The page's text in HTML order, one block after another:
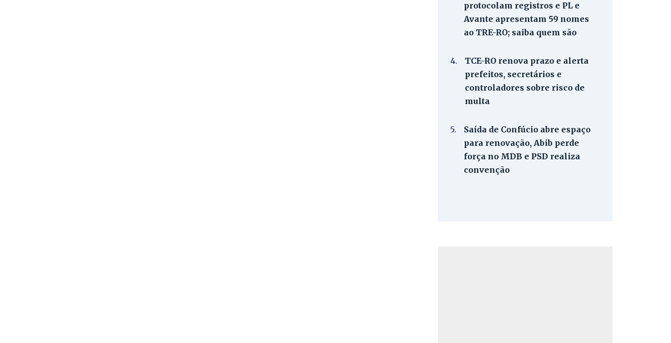
protocolam registros e PL e
Avante apresentam 59 nomes
ao TRE-RO; saiba quem são
4.
TCE-RO renova prazo e alerta
prefeitos, secretários e
controladores sobre risco de
multa
5.
Saída de Confúcio abre espaço
para renovação, Abib perde
força no MDB e PSD realiza
convenção